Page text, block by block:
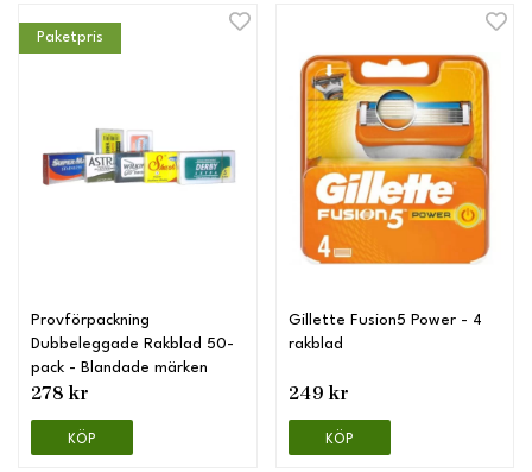
Paketpris
Provförpackning
Dubbeleggade Rakblad 50-
pack - Blandade märken
278 kr
KÖP
Gillette Fusion5 Power - 4
rakblad
249 kr
KÖP